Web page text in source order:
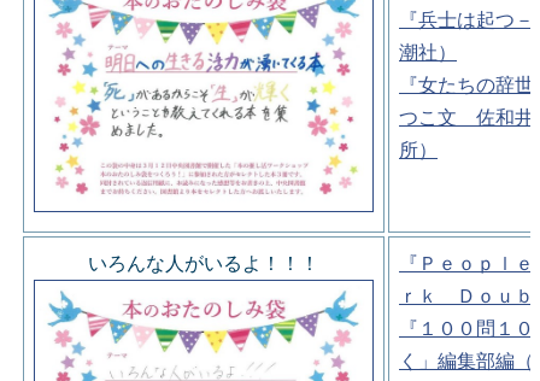
『兵士は起つ
潮社）
『女たちの辞
つこ文 佐和井
所）
いろんな人がいるよ！！！
『Ｐｅｏｐｌ
ｒｋ Ｄｏｕｂ
『１００問１
く」編集部編